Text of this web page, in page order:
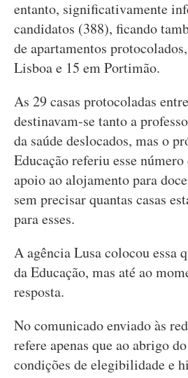
entanto, significativamente
candidatos (388), ficando
de apartamentos
Lisboa e 15 em Portimão.
As 29 casas protocoladas
destinavam-se tanto a
da saúde deslocados, mas o
Educação referiu esse
apoio ao alojamento para
sem precisar quantas casas
para esses.
A agência Lusa colocou essa
da Educação, mas até ao
resposta.
No comunicado enviado às
refere apenas que ao abrigo
condições de elegibilidade e